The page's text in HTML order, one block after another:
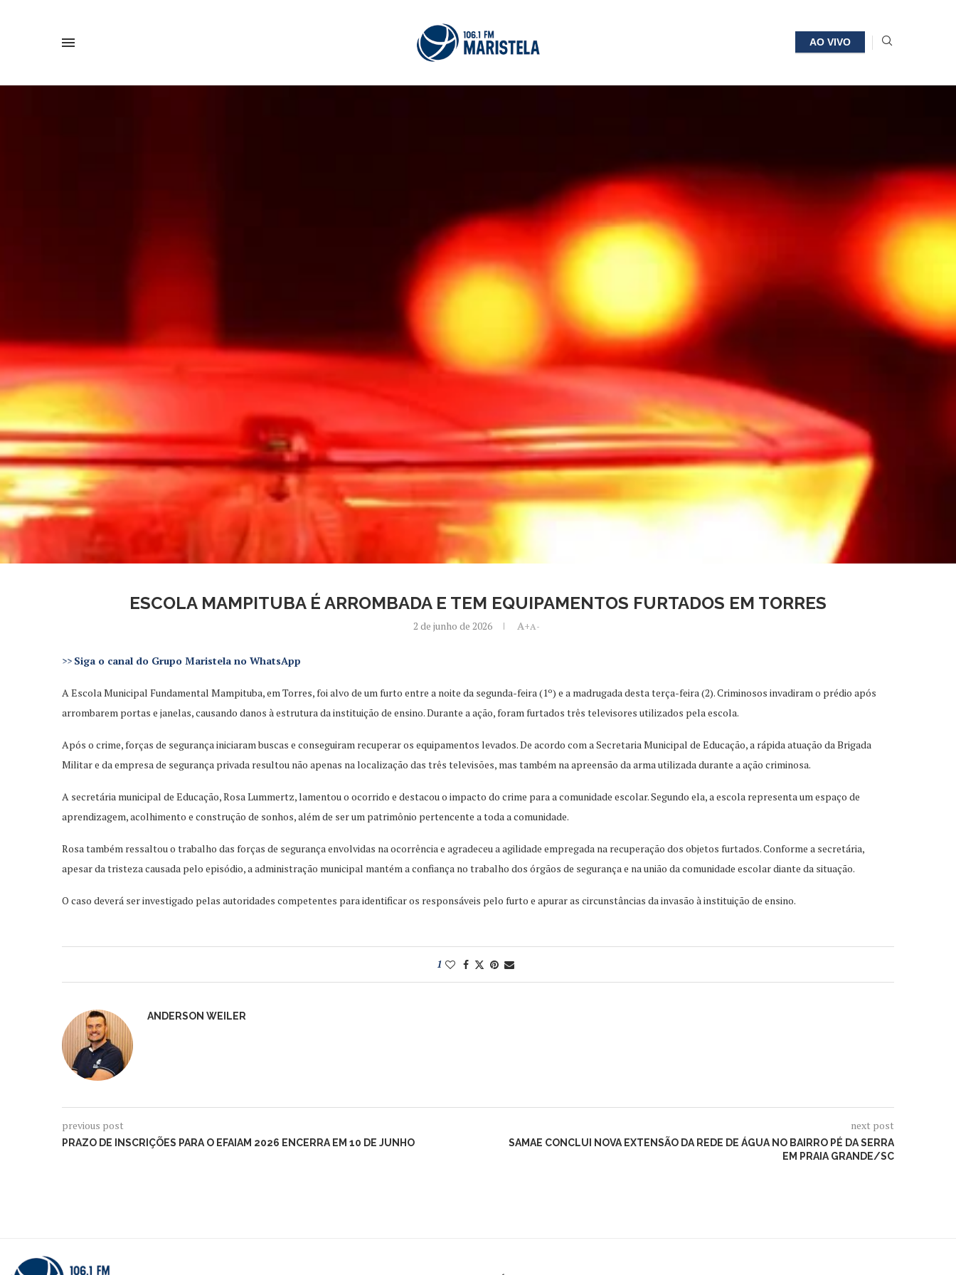
AO VIVO
ESCOLA MAMPITUBA É ARROMBADA E TEM EQUIPAMENTOS FURTADOS EM TORRES
2 de junho de 2026 A+A-
>> Siga o canal do Grupo Maristela no WhatsApp
A Escola Municipal Fundamental Mampituba, em Torres, foi alvo de um furto entre a noite da segunda-feira (1º) e a madrugada desta terça-feira (2). Criminosos invadiram o prédio após
arrombarem portas e janelas, causando danos à estrutura da instituição de ensino. Durante a ação, foram furtados três televisores utilizados pela escola.
Após o crime, forças de segurança iniciaram buscas e conseguiram recuperar os equipamentos levados. De acordo com a Secretaria Municipal de Educação, a rápida atuação da Brigada
Militar e da empresa de segurança privada resultou não apenas na localização das três televisões, mas também na apreensão da arma utilizada durante a ação criminosa.
A secretária municipal de Educação, Rosa Lummertz, lamentou o ocorrido e destacou o impacto do crime para a comunidade escolar. Segundo ela, a escola representa um espaço de
aprendizagem, acolhimento e construção de sonhos, além de ser um patrimônio pertencente a toda a comunidade.
Rosa também ressaltou o trabalho das forças de segurança envolvidas na ocorrência e agradeceu a agilidade empregada na recuperação dos objetos furtados. Conforme a secretária,
apesar da tristeza causada pelo episódio, a administração municipal mantém a confiança no trabalho dos órgãos de segurança e na união da comunidade escolar diante da situação.
O caso deverá ser investigado pelas autoridades competentes para identificar os responsáveis pelo furto e apurar as circunstâncias da invasão à instituição de ensino.
1
ANDERSON WEILER
previous post
PRAZO DE INSCRIÇÕES PARA O EFAIAM 2026 ENCERRA EM 10 DE JUNHO
next post
SAMAE CONCLUI NOVA EXTENSÃO DA REDE DE ÁGUA NO BAIRRO PÉ DA SERRA
EM PRAIA GRANDE/SC